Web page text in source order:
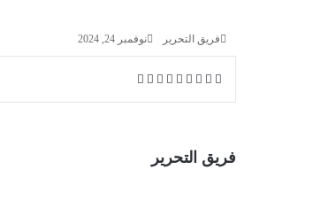
فريق التحرير نوفمبر 24, 2024
فيسبوك
X لينكدإن
ماسنجر
ماسنجر
واتساب
تيلقرام
مشاركة
فريق التحرير